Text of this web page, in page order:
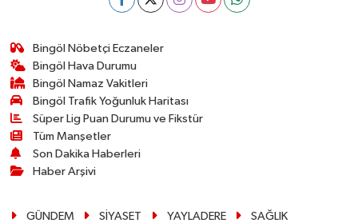
Bingöl Nöbetçi Eczaneler
Bingöl Hava Durumu
Bingöl Namaz Vakitleri
Bingöl Trafik Yoğunluk Haritası
Süper Lig Puan Durumu ve Fikstür
Tüm Manşetler
Son Dakika Haberleri
Haber Arşivi
GÜNDEM SİYASET YAYLADERE
SAĞLIK